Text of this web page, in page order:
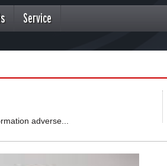
Service
adverse...